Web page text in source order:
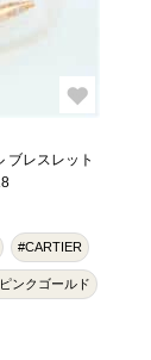
ブレスレット
#CARTIER
ンクゴールド